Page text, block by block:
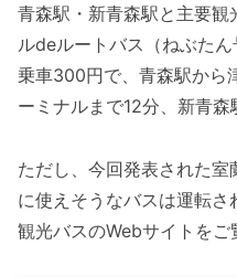
青森駅・新青森駅と主要観
ルdeルートバス（ねぶた
乗車300円で、青森駅から
ーミナルまで12分、新青森
ただし、今回発表された
に使えそうなバスは運転
観光バスのWebサイトをご